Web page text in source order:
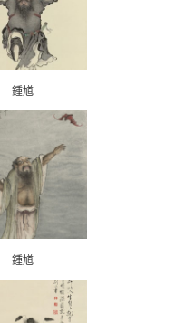
鍾馗
鍾馗